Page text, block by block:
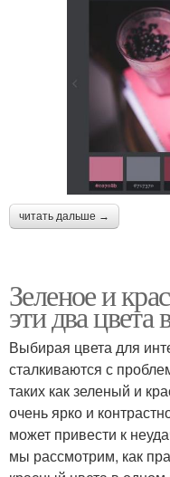
читать дальше →
Зеленое и
эти два цвета
Выбирая цвета для
сталкиваются с
таких как зеленый и
очень ярко и
может привести к
мы рассмотрим, как